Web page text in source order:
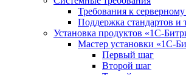
Требования к
Поддержка стандартов и
Установка продуктов «1С-
Мастер установки «1C-
Первый шаг
Второй шаг